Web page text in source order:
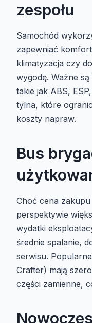
zespołu
Samochód
zapewniać
klimatyzacja czy
wygodę. Ważne
takie jak ABS,
tylna, które
koszty napraw.
Bus
Choć cena zakupu
perspektywie
wydatki
średnie spalanie,
serwisu.
Crafter) mają
części zamienne,